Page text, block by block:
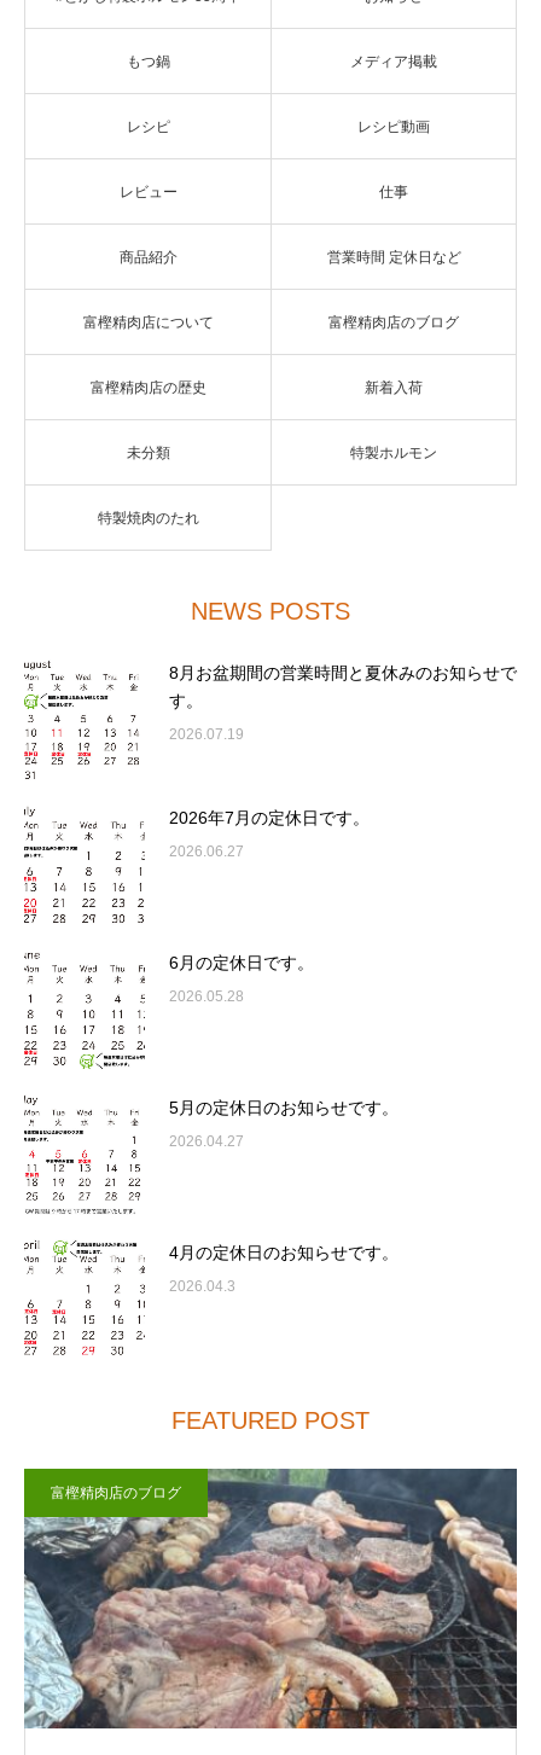
もつ鍋 メディア掲載
レシピ レシピ動画
レビュー 仕事
商品紹介 営業時間 定休日など
富樫精肉店について 富樫精肉店のブログ
富樫精肉店の歴史 新着入荷
未分類 特製ホルモン
特製焼肉のたれ
NEWS POSTS
8月お盆期間の営業時間と夏休みのお知らせで
す。
2026.07.19
2026年7月の定休日です。
2026.06.27
6月の定休日です。
2026.05.28
5月の定休日のお知らせです。
2026.04.27
4月の定休日のお知らせです。
2026.04.3
FEATURED POST
富樫精肉店のブログ